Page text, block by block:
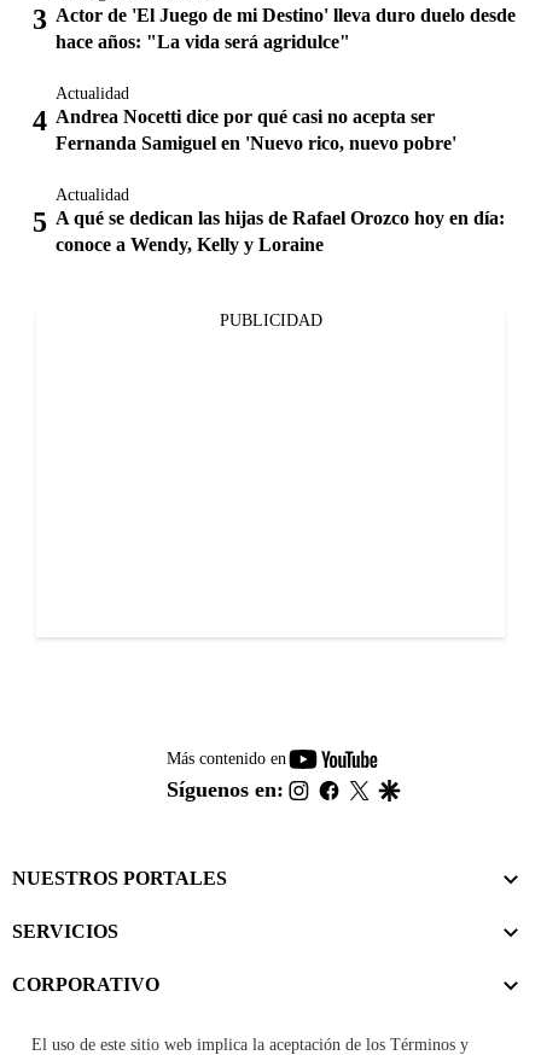
Actor de 'El Juego de mi Destino' lleva duro duelo desde
hace años: "La vida será agridulce"
Actualidad
Andrea Nocetti dice por qué casi no acepta ser
Fernanda Samiguel en 'Nuevo rico, nuevo pobre'
Actualidad
A qué se dedican las hijas de Rafael Orozco hoy en día:
conoce a Wendy, Kelly y Loraine
PUBLICIDAD
Más contenido en
youtube-
footer
Síguenos en: instagram
facebook
twitter
NUESTROS PORTALES
SERVICIOS
CORPORATIVO
El uso de este sitio web implica la aceptación de los Términos y